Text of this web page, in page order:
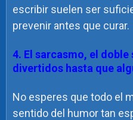
escribir suelen ser
prevenir antes que curar.
4. El sarcasmo, el
divertidos hasta que
No esperes que todo el
sentido del humor tan